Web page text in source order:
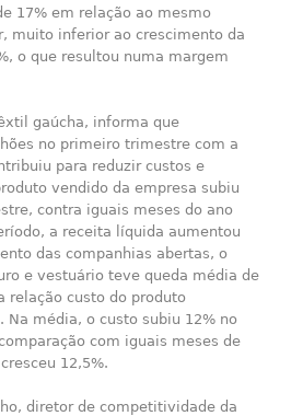
17% em relação ao mesmo
muito inferior ao crescimento da
o que resultou numa margem
gaúcha, informa que
no primeiro trimestre com a
para reduzir custos e
vendido da empresa subiu
contra iguais meses do ano
a receita líquida aumentou
das companhias abertas, o
e vestuário teve queda média de
relação custo do produto
média, o custo subiu 12% no
com iguais meses de
12,5%.
diretor de competitividade da